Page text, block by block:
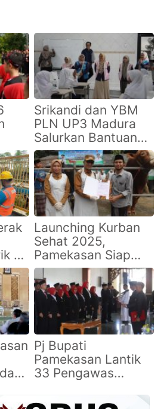
Srikandi dan YBM
PLN UP3 Madura
Salurkan Bantuan
Alat Tulis untuk
Siswa Sekolah
Rakyat di
Pamekasan
di
Launching Kurban
Sehat 2025,
Pamekasan Siap
Jadi Lumbung Sapi
Pj Bupati
Pamekasan Lantik
33 Pengawas
Kepala Sekolah